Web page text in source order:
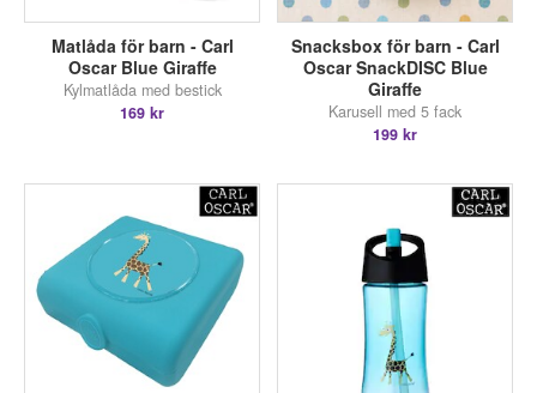
Matlåda för barn - Carl
Oscar Blue Giraffe
Kylmatlåda med bestick
169 kr
Snacksbox för barn - Carl
Oscar SnackDISC Blue
Giraffe
Karusell med 5 fack
199 kr